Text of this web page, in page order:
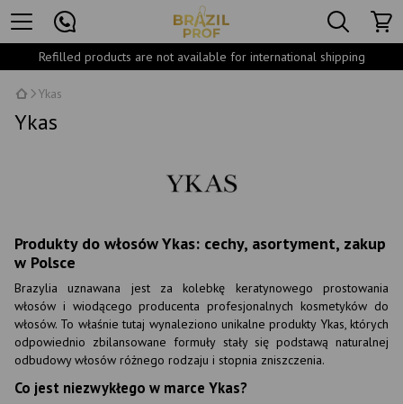
Refilled products are not available for international shipping
Ykas
Ykas
Produkty do włosów Ykas: cechy, asortyment, zakup
w Polsce
Brazylia uznawana jest za kolebkę keratynowego prostowania
włosów i wiodącego producenta profesjonalnych kosmetyków do
włosów. To właśnie tutaj wynaleziono unikalne produkty Ykas, których
odpowiednio zbilansowane formuły stały się podstawą naturalnej
odbudowy włosów różnego rodzaju i stopnia zniszczenia.
Co jest niezwykłego w marce Ykas?